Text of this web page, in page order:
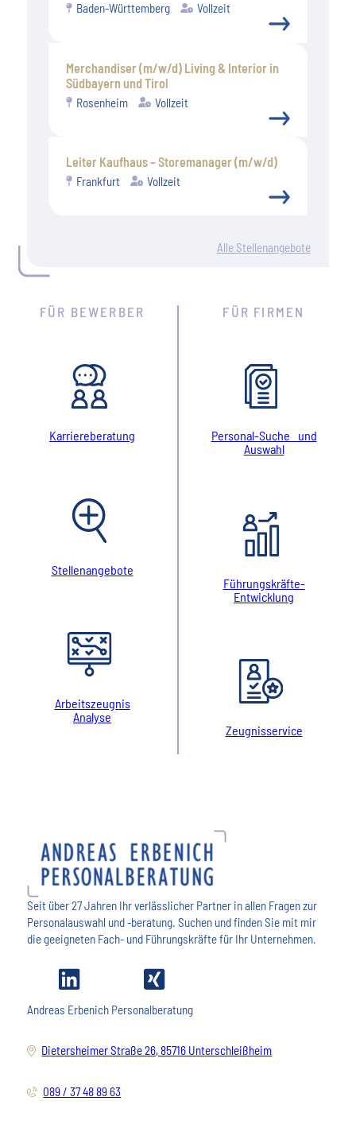
Baden-Württemberg Vollzeit
Merchandiser (m/w/d) Living & Interior in
Südbayern und Tirol
Rosenheim Vollzeit
Leiter Kaufhaus – Storemanager (m/w/d)
Frankfurt Vollzeit
Alle Stellenangebote
FÜR BEWERBER
Karriereberatung
Stellenangebote
Arbeitszeugnis
Analyse
FÜR FIRMEN
Personal-Suche und
Auswahl
Führungskräfte-
Entwicklung
Zeugnisservice
Seit über 27 Jahren Ihr verlässlicher Partner in allen Fragen zur
Personalauswahl und -beratung. Suchen und finden Sie mit mir
die geeigneten Fach- und Führungskräfte für Ihr Unternehmen.
Andreas Erbenich Personalberatung
Dietersheimer Straße 26, 85716 Unterschleißheim
089 / 37 48 89 63